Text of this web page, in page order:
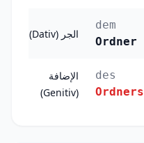
الجر (Dativ)
dem
Ordner
الإضافة
(Genitiv)
des
Ordners